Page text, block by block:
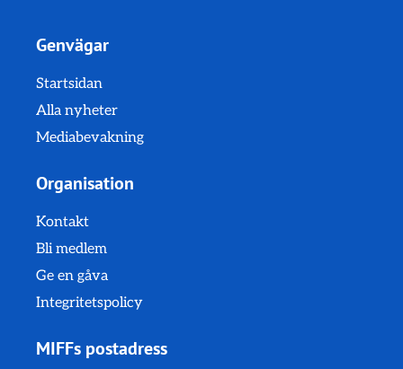
Genvägar
Startsidan
Alla nyheter
Mediabevakning
Organisation
Kontakt
Bli medlem
Ge en gåva
Integritetspolicy
MIFFs postadress